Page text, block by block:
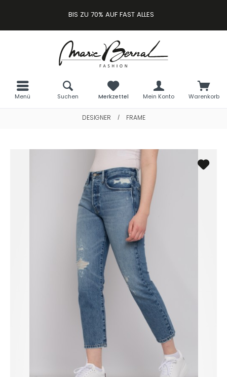
BIS ZU 70% AUF FAST ALLES
Menü Warenkorb
Merkzettel Mein Konto
Suchen
DESIGNER / FRAME